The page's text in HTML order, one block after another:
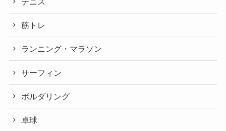
筋トレ
ランニング・マラソン
サーフィン
ボルダリング
卓球